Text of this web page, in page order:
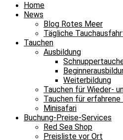
Home
News
Blog Rotes Meer
Tägliche
Tauchen
Ausbildung
Weiterbildung
Tauchen für Wieder-
Tauchen für erfahrene
Minisafari
Buchung-Preise-Services
Red Sea Shop
Preisliste vor Ort